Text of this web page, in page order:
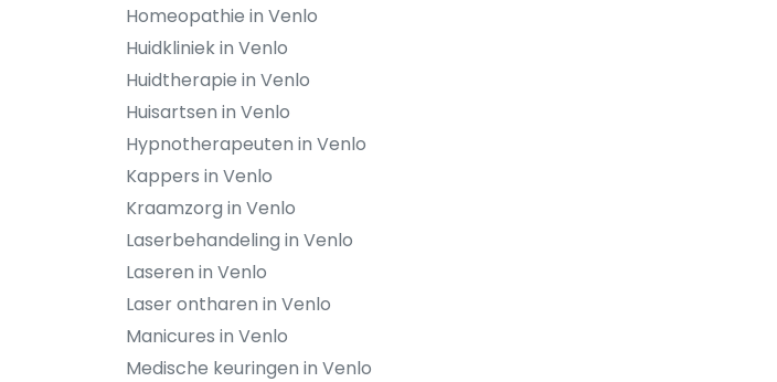
Homeopathie in Venlo
Huidkliniek in Venlo
Huidtherapie in Venlo
Huisartsen in Venlo
Hypnotherapeuten in Venlo
Kappers in Venlo
Kraamzorg in Venlo
Laserbehandeling in Venlo
Laseren in Venlo
Laser ontharen in Venlo
Manicures in Venlo
Medische keuringen in Venlo